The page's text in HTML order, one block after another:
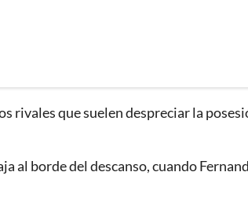
rivales que suelen despreciar la
al borde del descanso, cuando